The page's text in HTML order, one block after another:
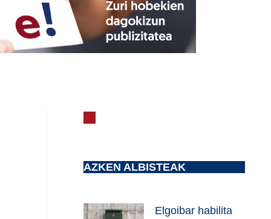
AZKEN ALBISTEAK
Elgoibar habilita